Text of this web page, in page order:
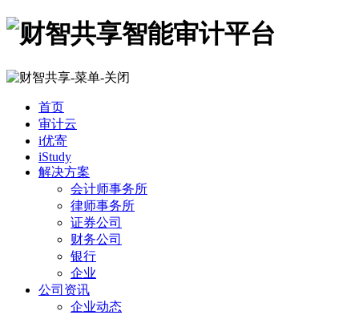
首页
审计云
i优寄
iStudy
解决方案
会计师事务所
律师事务所
证券公司
财务公司
银行
企业
公司资讯
企业动态